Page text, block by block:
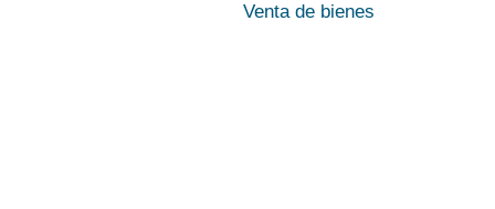
Venta de bienes